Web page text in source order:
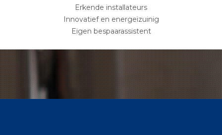
Erkende installateurs
Innovatief en energeizuinig
Eigen bespaarassistent